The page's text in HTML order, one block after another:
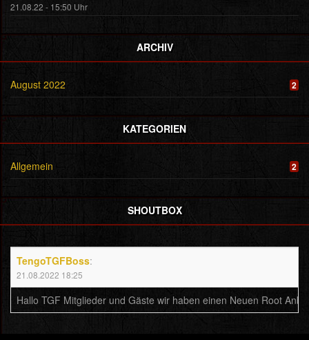
21.08.22 - 15:50 Uhr
ARCHIV
August 2022 2
KATEGORIEN
Allgemein 2
SHOUTBOX
TengoTGFBoss:
21.08.2022 18:25
Hallo TGF Mitglieder und Gäste wir haben einen Neuen Root